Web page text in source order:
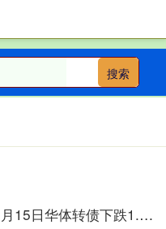
搜索
华泰优配 1月15日华体转债下跌1.3%，转股溢价率10.62%